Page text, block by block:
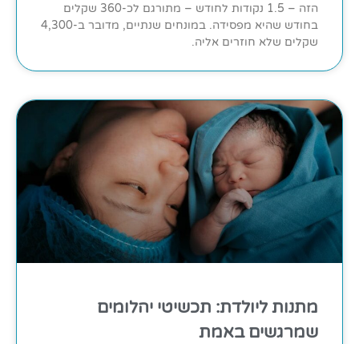
הזה – 1.5 נקודות לחודש – מתורגם לכ-360 שקלים
בחודש שהיא מפסידה. במונחים שנתיים, מדובר ב-4,300
שקלים שלא חוזרים אליה.
מתנות ליולדת: תכשיטי יהלומים
שמרגשים באמת